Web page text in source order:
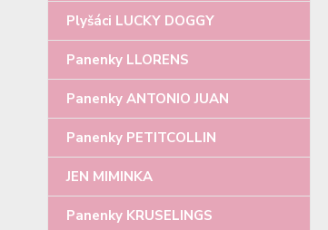
Plyšáci LUCKY DOGGY
Panenky LLORENS
Panenky ANTONIO JUAN
Panenky PETITCOLLIN
JEN MIMINKA
Panenky KRUSELINGS